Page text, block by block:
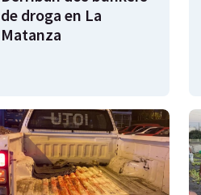
de droga en La
Matanza